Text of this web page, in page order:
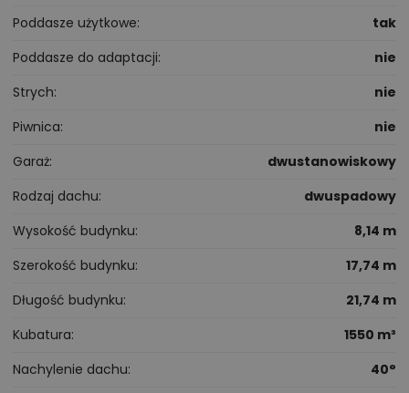
Poddasze użytkowe
tak
Poddasze do adaptacji
nie
Strych
nie
Piwnica
nie
Garaż
dwustanowiskowy
Rodzaj dachu
dwuspadowy
Wysokość budynku
8,14 m
Szerokość budynku
17,74 m
Długość budynku
21,74 m
Kubatura
1550 m³
Nachylenie dachu
40°